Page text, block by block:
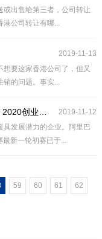
出售给第三者，公司转让
港公司转让有哪...
2019-11-13
要这家香港公司了，但又
的问题。事实...
2019-11-12
创业比赛
发展潜力的企业。阿里巴
最新一轮初赛已于...
59 60 61 62